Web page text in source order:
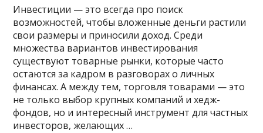
Инвестиции — это всегда про поиск
возможностей, чтобы вложенные деньги растили
свои размеры и приносили доход. Среди
множества вариантов инвестирования
существуют товарные рынки, которые часто
остаются за кадром в разговорах о личных
финансах. А между тем, торговля товарами — это
не только выбор крупных компаний и хедж-
фондов, но и интересный инструмент для частных
инвесторов, желающих …